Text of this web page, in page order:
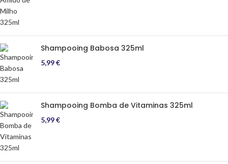
Shampooing Babosa 325ml
5,99€
Shampooing Bomba de Vitaminas 325ml
5,99€